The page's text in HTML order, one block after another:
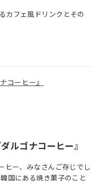
カフェ風ドリンクとその
コーヒー』
ルゴナコーヒー』
ヒー、みなさんご存じでし
国にある焼き菓子のこと